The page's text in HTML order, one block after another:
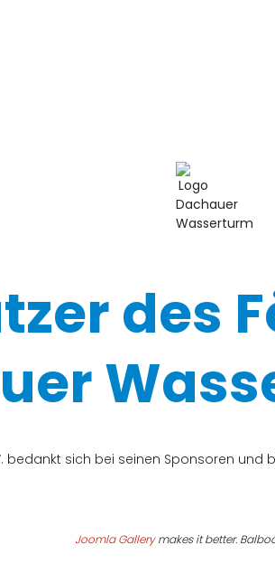
des
bedankt sich bei seinen Sponsoren
Joomla Gallerymakes it better.